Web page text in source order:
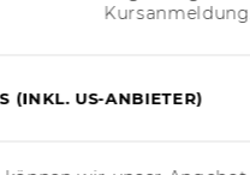
mein
ich mit mei­nem
mo­ti­viert.
(INKL. US-ANBIETER)